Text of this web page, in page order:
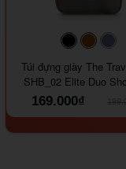
#000000
Túi đựng giày The
SHB_02 Elite Duo
169.000₫